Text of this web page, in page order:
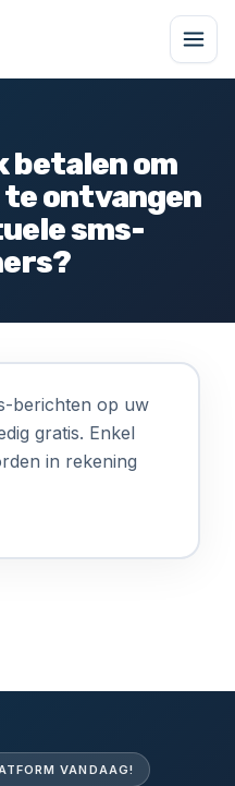
betalen om
ontvangen
sms-
berichten op uw
gratis. Enkel
in rekening
VANDAAG!